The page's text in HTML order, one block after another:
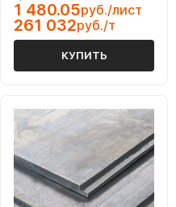
1 480.05руб./лист
261 032руб./т
КУПИТЬ